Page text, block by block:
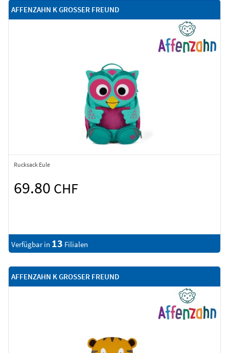
AFFENZAHN K GROSSER FREUND
Rucksack Eule
69.80 CHF
Verfügbar in 13 Filialen
AFFENZAHN K GROSSER FREUND